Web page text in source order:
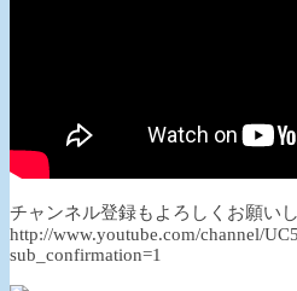
チャンネル登録もよろしくお願い
http://www.youtube.com/channel/
sub_confirmation=1